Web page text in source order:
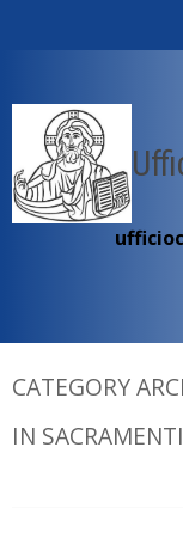
CATEGORY
IN